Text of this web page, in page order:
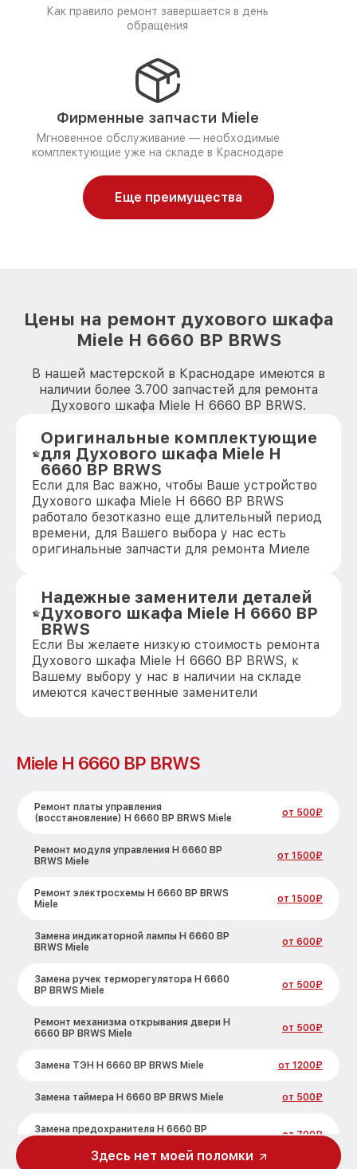
Как правило ремонт завершается в день
обращения
Фирменные запчасти Miele
Мгновенное обслуживание — необходимые
комплектующие уже на складе в Краснодаре
Еще преимущества
Цены на ремонт духового шкафа
Miele H 6660 BP BRWS
В нашей мастерской в Краснодаре имеются в
наличии более 3.700 запчастей для ремонта
Духового шкафа Miele H 6660 BP BRWS.
Оригинальные комплектующие
для Духового шкафа Miele H
6660 BP BRWS
Если для Вас важно, чтобы Ваше устройство
Духового шкафа Miele H 6660 BP BRWS
работало безотказно еще длительный период
времени, для Вашего выбора у нас есть
оригинальные запчасти для ремонта Миеле
Надежные заменители деталей
Духового шкафа Miele H 6660 BP
BRWS
Если Вы желаете низкую стоимость ремонта
Духового шкафа Miele H 6660 BP BRWS, к
Вашему выбору у нас в наличии на складе
имеются качественные заменители
Miele H 6660 BP BRWS
Ремонт платы управления
(восстановление) H 6660 BP BRWS Miele
от 500₽
Ремонт модуля управления H 6660 BP
BRWS Miele
от 1500₽
Ремонт электросхемы H 6660 BP BRWS
Miele
от 1500₽
Замена индикаторной лампы H 6660 BP
BRWS Miele
от 600₽
Замена ручек терморегулятора H 6660
BP BRWS Miele
от 500₽
Ремонт механизма открывания двери H
6660 BP BRWS Miele
от 500₽
Замена ТЭН H 6660 BP BRWS Miele от 1200₽
Замена таймера H 6660 BP BRWS Miele от 500₽
Замена предохранителя H 6660 BP
от 700₽
Здесь нет моей поломки